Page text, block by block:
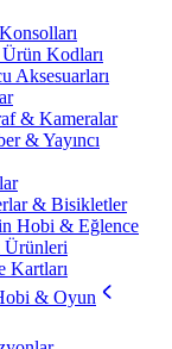
Kodları
Aksesuarları
& Kameralar
& Yayıncı
& Bisikletler
Hobi & Eğlence
Kartları
& Oyun